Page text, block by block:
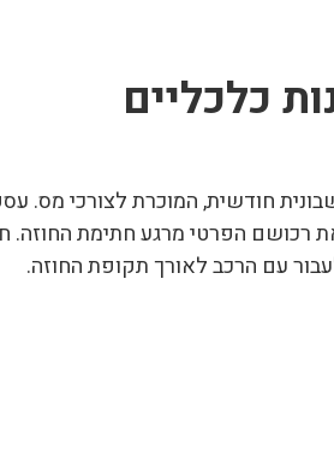
כלכליים
חודשית, המוכרת לצורכי מס.
הפרטי מרגע חתימת החוזה.
עם הרכב לאורך תקופת החוזה.